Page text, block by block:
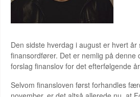
Den sidste hverdag i august er hvert
finansordfører. Det er nemlig på denne
forslag finanslov for det efterfølgende
Selvom finansloven først forhandles